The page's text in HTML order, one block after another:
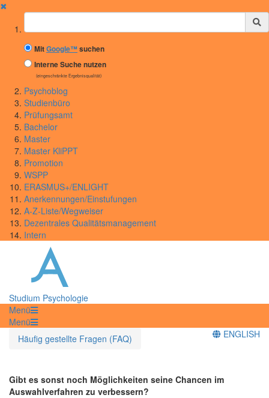
✖
Suchbegriff
MitGoogle™suchen
Interne Suche nutzen
(eingeschränkte Ergebnisqualität)
Psychoblog
Studienbüro
Prüfungsamt
Bachelor
Master
Master KliPPT
Promotion
WSPP
ERASMUS+/ENLIGHT
Anerkennungen/Einstufungen
A-Z-Liste/Wegweiser
Dezentrales Qualitätsmanagement
Intern
Studium Psychologie
Menü
Menü
Häufig gestellte Fragen (FAQ)
ENGLISH
Gibt es sonst noch Möglichkeiten seine Chancen im
Auswahlverfahren zu verbessern?